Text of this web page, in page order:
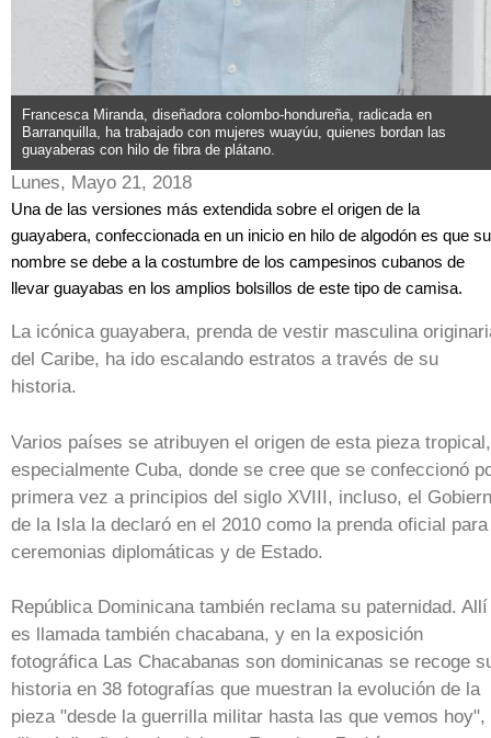
Francesca Miranda, diseñadora colombo-hondureña, radicada en
Barranquilla, ha trabajado con mujeres wuayúu, quienes bordan las
guayaberas con hilo de fibra de plátano.
Lunes, Mayo 21, 2018
Una de las versiones más extendida sobre el origen de la
guayabera, confeccionada en un inicio en hilo de algodón es que su
nombre se debe a la costumbre de los campesinos cubanos de
llevar guayabas en los amplios bolsillos de este tipo de camisa.
La icónica guayabera, prenda de vestir masculina
del Caribe, ha ido escalando estratos a través de su
historia.
Varios países se atribuyen el origen de esta pieza tropical,
especialmente Cuba, donde se cree que se confeccionó
primera vez a principios del siglo XVIII, incluso, el
de la Isla la declaró en el 2010 como la prenda oficial para
ceremonias diplomáticas y de Estado.
República Dominicana también reclama su paternidad. Allí
es llamada también chacabana, y en la exposición
fotográfica Las Chacabanas son dominicanas se recoge
historia en 38 fotografías que muestran la evolución de la
pieza "desde la guerrilla militar hasta las que vemos hoy",